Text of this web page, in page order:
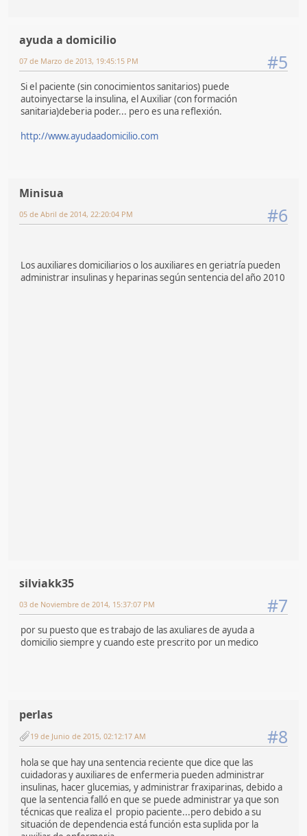
ayuda a domicilio
#5
07 de Marzo de 2013, 19:45:15 PM
Si el paciente (sin conocimientos sanitarios) puede
autoinyectarse la insulina, el Auxiliar (con formación
sanitaria)deberia poder... pero es una reflexión.
http://www.ayudaadomicilio.com
Minisua
#6
05 de Abril de 2014, 22:20:04 PM
Los auxiliares domiciliarios o los auxiliares en geriatría pueden
administrar insulinas y heparinas según sentencia del año 2010
silviakk35
#7
03 de Noviembre de 2014, 15:37:07 PM
por su puesto que es trabajo de las axuliares de ayuda a
domicilio siempre y cuando este prescrito por un medico
perlas
#8
19 de Junio de 2015, 02:12:17 AM
hola se que hay una sentencia reciente que dice que las
cuidadoras y auxiliares de enfermeria pueden administrar
insulinas, hacer glucemias, y administrar fraxiparinas, debido a
que la sentencia falló en que se puede administrar ya que son
técnicas que realiza el propio paciente...pero debido a su
situación de dependencia está función esta suplida por la